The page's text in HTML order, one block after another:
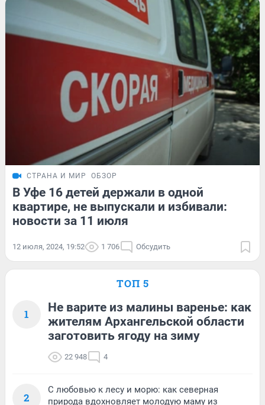
СТРАНА И МИР ОБЗОР
В Уфе 16 детей держали в одной
квартире, не выпускали и избивали:
новости за 11 июля
12 июля, 2024, 19:52 1 706 Обсудить
ТОП 5
1
Не варите из малины варенье: как
жителям Архангельской области
заготовить ягоду на зиму
22 948 4
2
С любовью к лесу и морю: как северная
природа вдохновляет молодую маму из